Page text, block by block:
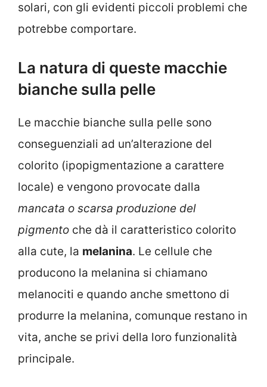
solari, con gli evidenti piccoli problemi che
potrebbe comportare.
La natura di queste macchie
bianche sulla pelle
Le macchie bianche sulla pelle sono
conseguenziali ad un’alterazione del
colorito (ipopigmentazione a carattere
locale) e vengono provocate dalla
mancata o scarsa produzione del
pigmento che dà il caratteristico colorito
alla cute, la melanina. Le cellule che
producono la melanina si chiamano
melanociti e quando anche smettono di
produrre la melanina, comunque restano in
vita, anche se privi della loro funzionalità
principale.